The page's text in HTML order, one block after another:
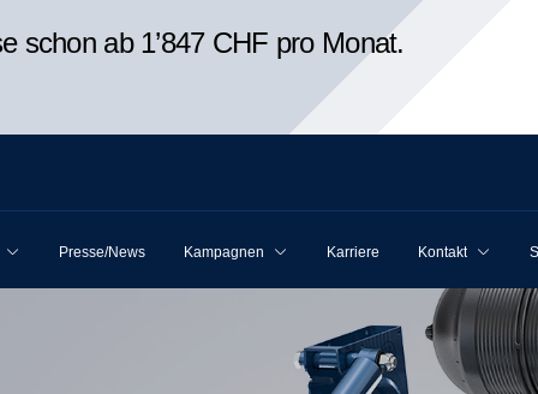
schon ab 1’847 CHF pro Monat.
Presse/News Kampagnen Karriere Kontakt